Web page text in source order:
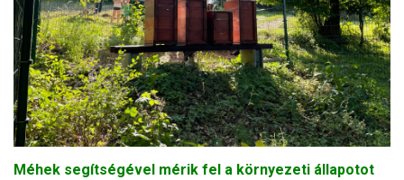
Méhek segítségével mérik fel a környezeti állapotot